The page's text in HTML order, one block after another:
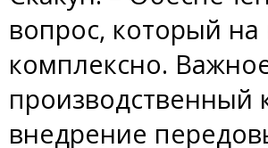
вопрос, который
комплексно.
производственный
внедрение